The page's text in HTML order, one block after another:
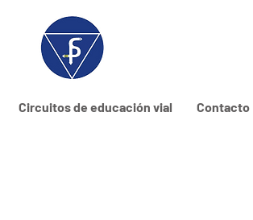
Circuitos de educación vial Contacto